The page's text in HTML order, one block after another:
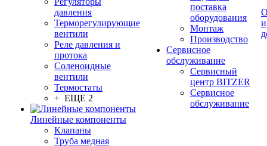
давления
Терморегулирующие
вентили
Реле давления и
протока
Соленоидные
вентили
Термостаты
+ ЕЩЕ 2
Линейные компоненты
Клапаны
Труба медная
поставка
оборудования
Монтаж
Производство
Сервисное
обслуживание
Сервисный
центр BITZER
Сервисное
обслуживание
и